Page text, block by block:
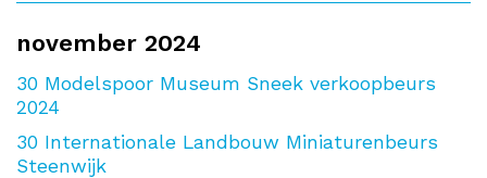
november 2024
30 Modelspoor Museum Sneek verkoopbeurs
2024
30 Internationale Landbouw Miniaturenbeurs
Steenwijk